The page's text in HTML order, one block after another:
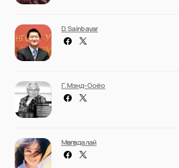
D. Sainbayar
Г. Мэнд-Ооёо
Мөнгөндалай